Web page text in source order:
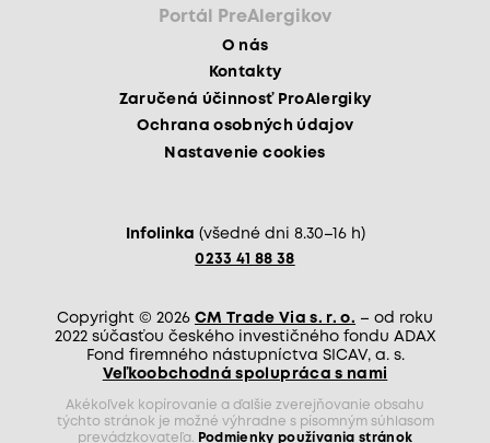
Portál PreAlergikov
O nás
Kontakty
Zaručená účinnosť ProAlergiky
Ochrana osobných údajov
Nastavenie cookies
Infolinka (všedné dni 8.30–16 h)
0233 41 88 38
Copyright © 2026 CM Trade Via s. r. o. – od roku
2022 súčasťou českého investičného fondu ADAX
Fond firemného nástupníctva SICAV, a. s.
Veľkoobchodná spolupráca s nami
Akékoľvek kopírovanie a ďalšie zverejňovanie obsahu
týchto stránok je možné výhradne s písomným súhlasom
prevádzkovateľa.
Podmienky používania stránok